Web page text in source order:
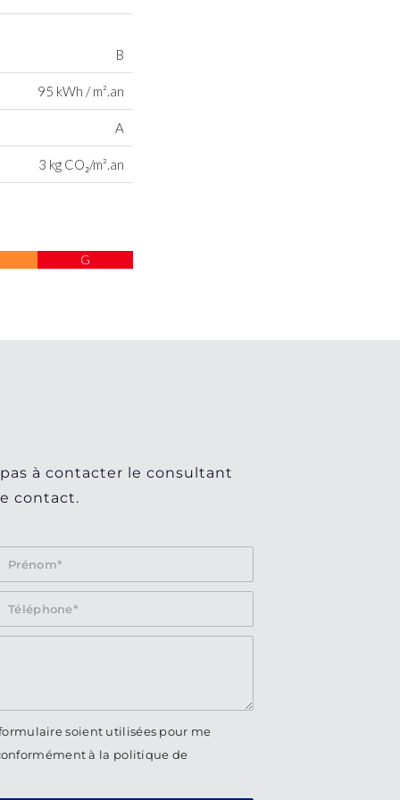
B
95 kWh / m².an
A
3 kg CO₂/m².an
G
à contacter le consultant
contact.
soient utilisées pour me
à la politique de